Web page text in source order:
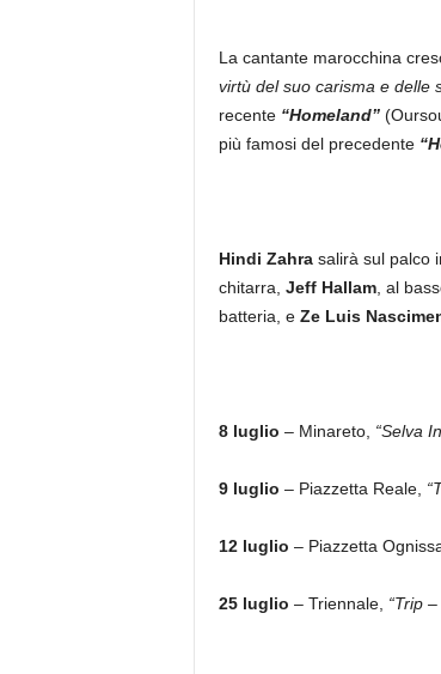
La cantante marocchina
virtù del suo carisma e delle
recente “Homeland”
più famosi del precedente
Hindi Zahra salirà sul palco
chitarra, Jeff Hallam, al
batteria, eZe Luis
8 luglio – Minareto, “Selva
9 luglio – Piazzetta Reale,
12 luglio – Piazzetta
25 luglio – Triennale, “Trip